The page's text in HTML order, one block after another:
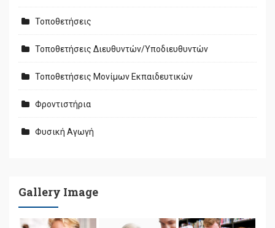
Τοποθετήσεις
Τοποθετήσεις Διευθυντών/Υποδιευθυντών
Τοποθετήσεις Μονίμων Εκπαιδευτικών
Φροντιστήρια
Φυσική Αγωγή
Gallery Image